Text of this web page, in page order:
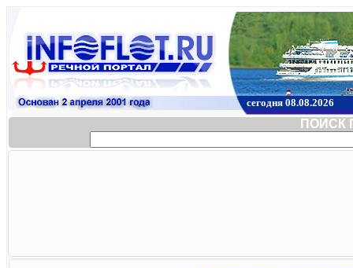
сегодня 08.08.2026
ПОИСК